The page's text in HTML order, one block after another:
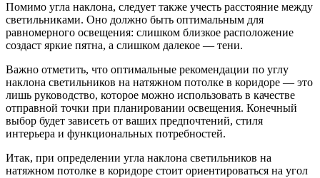
Помимо угла наклона, следует также учесть расстояние между
светильниками. Оно должно быть оптимальным для
равномерного освещения: слишком близкое расположение
создаст яркие пятна, а слишком далекое — тени.
Важно отметить, что оптимальные рекомендации по углу
наклона светильников на натяжном потолке в коридоре — это
лишь руководство, которое можно использовать в качестве
отправной точки при планировании освещения. Конечный
выбор будет зависеть от ваших предпочтений, стиля
интерьера и функциональных потребностей.
Итак, при определении угла наклона светильников на
натяжном потолке в коридоре стоит ориентироваться на угол